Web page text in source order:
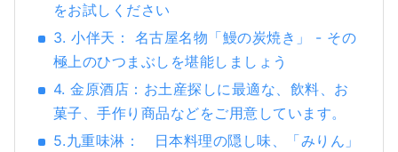
をお試しください
3. 小伴天： 名古屋名物「鰻の炭焼き」 - その
極上のひつまぶしを堪能しましょう
4. 金原酒店：お土産探しに最適な、飲料、お
菓子、手作り商品などをご用意しています。
5.九重味淋： 日本料理の隠し味、「みりん」